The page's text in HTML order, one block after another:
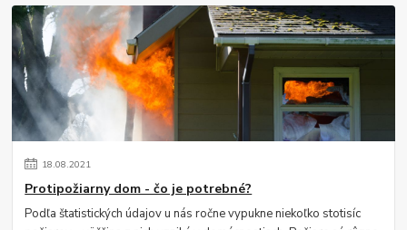
18.08.2021
Protipožiarny dom - čo je potrebné?
Podľa štatistických údajov u nás ročne vypukne niekoľko stotisíc